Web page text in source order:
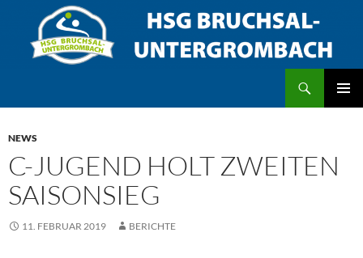
springen
NEWS
C-JUGEND HOLT ZWEITEN
SAISONSIEG
11. FEBRUAR 2019 BERICHTE